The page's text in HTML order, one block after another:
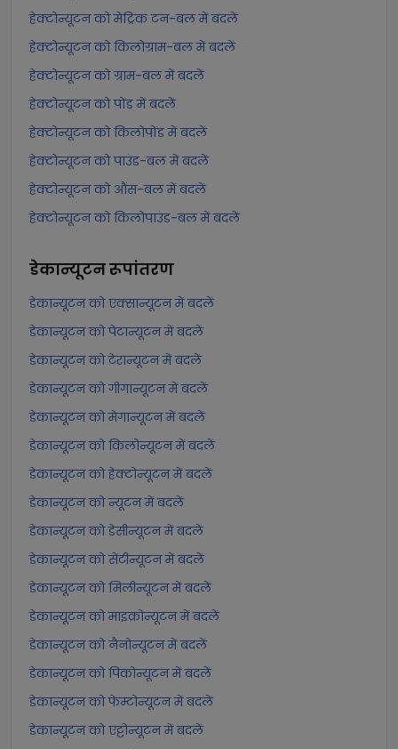
हेक्टोन्यूटन को मेट्रिक टन-बल में बदलें
हेक्टोन्यूटन को किलोग्राम-बल में बदलें
हेक्टोन्यूटन को ग्राम-बल में बदलें
हेक्टोन्यूटन को पोंड में बदलें
हेक्टोन्यूटन को किलोपोंड में बदलें
हेक्टोन्यूटन को पाउंड-बल में बदलें
हेक्टोन्यूटन को औंस-बल में बदलें
हेक्टोन्यूटन को किलोपाउंड-बल में बदलें
डेकान्यूटनरूपांतरण
डेकान्यूटन को एक्सान्यूटन में बदलें
डेकान्यूटन को पेटान्यूटन में बदलें
डेकान्यूटन को टेरान्यूटन में बदलें
डेकान्यूटन को गीगान्यूटन में बदलें
डेकान्यूटन को मेगान्यूटन में बदलें
डेकान्यूटन को किलोन्यूटन में बदलें
डेकान्यूटन को हेक्टोन्यूटन में बदलें
डेकान्यूटन को न्यूटन में बदलें
डेकान्यूटन को डेसीन्यूटन में बदलें
डेकान्यूटन को सेंटीन्यूटन में बदलें
डेकान्यूटन को मिलीन्यूटन में बदलें
डेकान्यूटन को माइक्रोन्यूटन में बदलें
डेकान्यूटन को नैनोन्यूटन में बदलें
डेकान्यूटन को पिकोन्यूटन में बदलें
डेकान्यूटन को फेम्टोन्यूटन में बदलें
डेकान्यूटन को एट्टोन्यूटन में बदलें